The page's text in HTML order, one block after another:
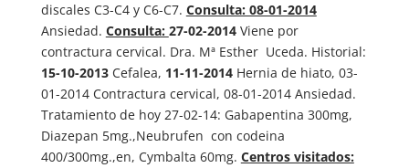
discales C3-C4 y C6-C7. Consulta: 08-01-2014
Ansiedad. Consulta: 27-02-2014Viene por
contractura cervical. Dra. Mª Esther Uceda. Historial:
15-10-2013Cefalea, 11-11-2014Hernia de hiato, 03-
01-2014 Contractura cervical, 08-01-2014 Ansiedad.
Tratamiento de hoy 27-02-14: Gabapentina 300mg,
Diazepan 5mg.,Neubrufen con codeina
400/300mg.,en, Cymbalta 60mg. Centros visitados: